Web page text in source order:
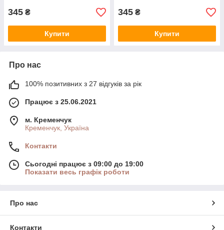
345 ₴
Купити
345 ₴
Купити
Про нас
100% позитивних з 27 відгуків за рік
Працює з 25.06.2021
м. Кременчук
Кременчук, Україна
Контакти
Сьогодні працює з 09:00 до 19:00
Показати весь графік роботи
Про нас
Контакти